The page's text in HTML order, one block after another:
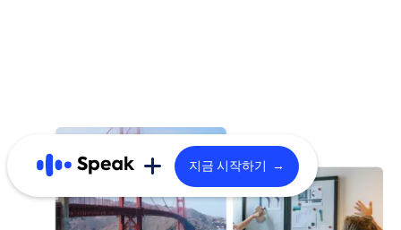
스픽: 더 알아보기
지금 시작하기 →